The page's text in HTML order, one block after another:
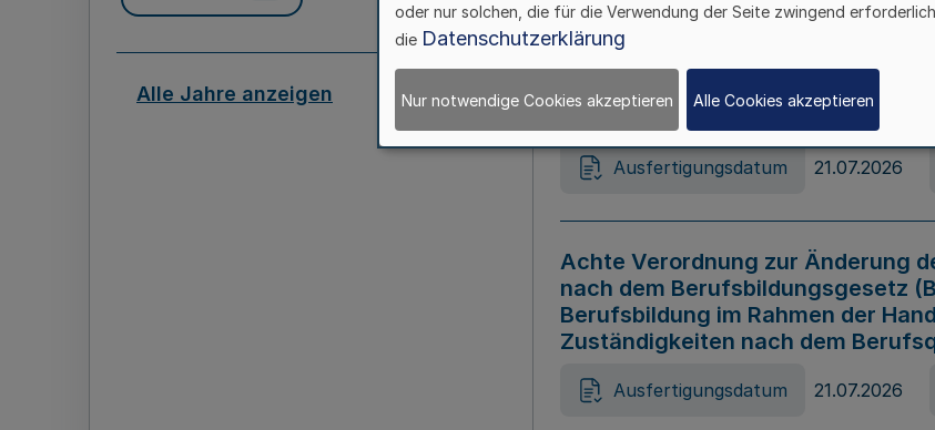
Alle Jahre anzeigen
Ausfertigungsdatum 21.07.2026
Gesetz zur Änderung des Online-
Ausfertigungsdatum 21.07.2026
Achte Verordnung zur Änderung
nach dem Berufsbildungsgesetz
Berufsbildung im Rahmen der
Zuständigkeiten nach dem
Ausfertigungsdatum 21.07.2026
oder nur solchen, die für die Verwendung der Seite zwingend
die Datenschutzerklärung
Nur notwendige Cookies akzeptieren Alle Cookies akzeptieren